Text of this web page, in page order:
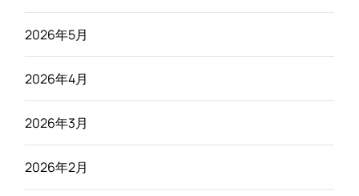
2026年5月
2026年4月
2026年3月
2026年2月